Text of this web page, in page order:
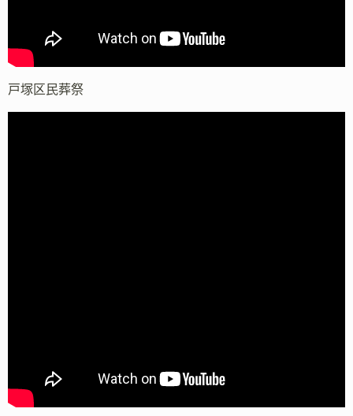
戸塚区民葬祭